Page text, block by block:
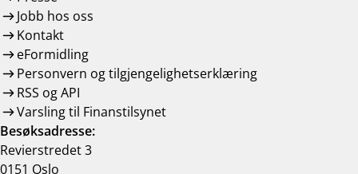
Jobb hos oss
Kontakt
eFormidling
Personvern og tilgjengelighetserklæring
RSS og API
Varsling til Finanstilsynet
Besøksadresse:
Revierstredet 3
0151 Oslo